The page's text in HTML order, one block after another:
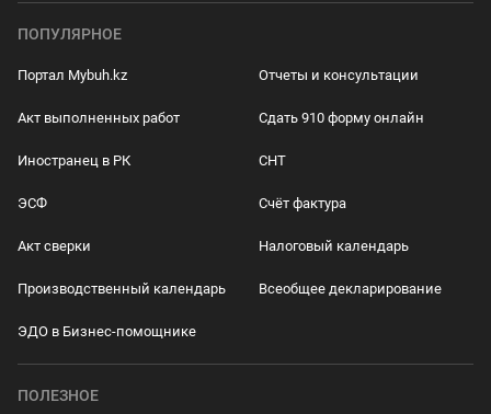
ПОПУЛЯРНОЕ
Портал Mybuh.kz Отчеты и консультации
Акт выполненных работ Сдать 910 форму онлайн
Иностранец в РК СНТ
ЭСФ Счёт фактура
Акт сверки Налоговый календарь
Производственный календарь Всеобщее декларирование
ЭДО в Бизнес-помощнике
ПОЛЕЗНОЕ